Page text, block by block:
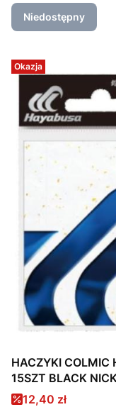
Niedostępny
Okazja
HACZYKI COLMIC
15SZT BLACK
Cena promocyjna
12,40 zł